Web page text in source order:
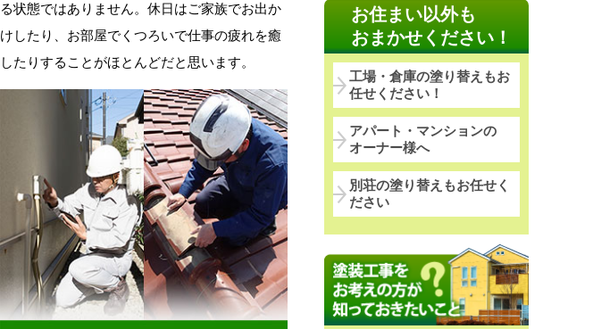
る状態ではありません。休日はご家族でお出か
けしたり、お部屋でくつろいで仕事の疲れを癒
したりすることがほとんどだと思います。
お住まい以外も
おまかせください！
工場・倉庫の塗り替えもお
任せください！
アパート・マンションの
オーナー様へ
別荘の塗り替えもお任せく
ださい